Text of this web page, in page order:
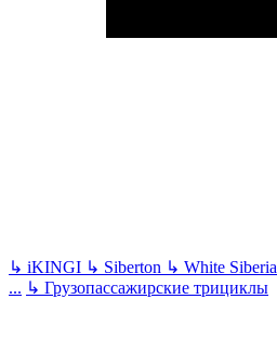
↳ iKINGI ↳ Siberton ↳ White Siberia
... ↳ Грузопассажирские трициклы